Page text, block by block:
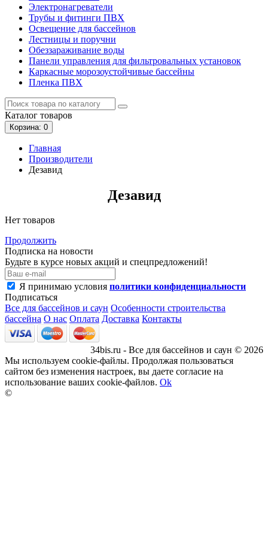
Электронагреватели
Трубы и фитинги ПВХ
Освещение для бассейнов
Лестницы и поручни
Обеззараживание воды
Панели управления для фильтровальных установок
Каркасные морозоустойчивые бассейны
Пленка ПВХ
Каталог товаров
Корзина: 0
Главная
Производители
Дезавид
Дезавид
Нет товаров
Продолжить
Подписка на новости
Будьте в курсе новых акций и спецпредложений!
Я принимаю условия политики конфиденциальности
Подписаться
Все для бассейнов и саун Особенности строительства
бассейна О нас Оплата Доставка Контакты
34bis.ru - Все для бассейнов и саун © 2026
Мы используем cookie-файлы. Продолжая пользоваться
сайтом без изменения настроек, вы даете согласие на
использование ваших cookie-файлов. Ok
©